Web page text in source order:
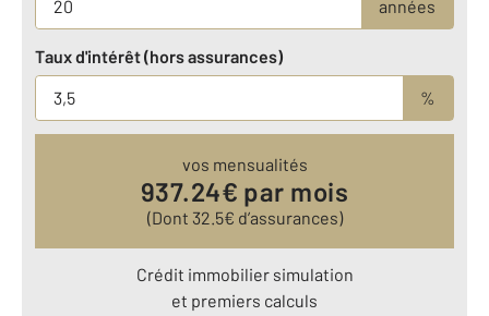
années
Taux d'intérêt (hors assurances)
%
vos mensualités
937.24€ par mois
(Dont 32.5€ d’assurances)
Crédit immobilier simulation
et premiers calculs